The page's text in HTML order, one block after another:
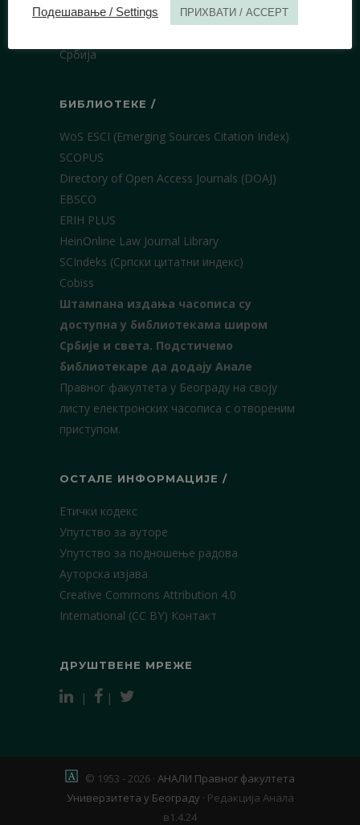
Булевар краља Александра 67
Србија
БИБЛИОТЕКЕ /
WoS ESCI (Emerging Sources Citation Index)
SCOPUS
Directory of Open Access Journals (DOAJ)
EBSCO
ERIH PLUS
HeinOnline Law Journal Library
SCIndeks (Српски цитатни индекс)
Cobiss
Штампана издања часописа су
доступна у библиотекама широм
Србије и света. Подстичемо
библиотекаре да додају Анале
Правног факултета у Београду на своју
листу електронских часописа с отвореним
приступом.
ОСТАЛЕ ИНФОРМАЦИЈЕ /
Етички кодекс
Упутство за ауторе
Упутство за подношење радова
Ауторска изјава
Creative Commons Attribution 4.0
International (CC BY) Контакт
ДРУШТВЕНЕ МРЕЖЕ
| |
© 1953 - 2026 · АНАЛИ Правног факултета
Универзитета у Београду · Редакција Анала
в1.4.24
Подешавање / Settings ПРИХВАТИ / ACCEPT